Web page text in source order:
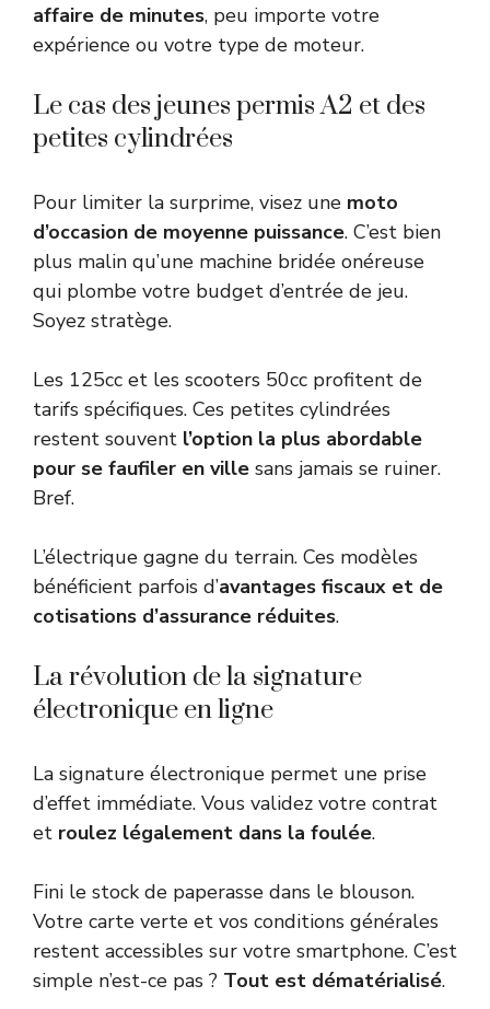
affaire de minutes, peu importe votre
expérience ou votre type de moteur.
Le cas des jeunes permis A2 et des
petites cylindrées
Pour limiter la surprime, visez une moto
d’occasion de moyenne puissance. C’est bien
plus malin qu’une machine bridée onéreuse
qui plombe votre budget d’entrée de jeu.
Soyez stratège.
Les 125cc et les scooters 50cc profitent de
tarifs spécifiques. Ces petites cylindrées
restent souvent l’option la plus abordable
pour se faufiler en ville sans jamais se ruiner.
Bref.
L’électrique gagne du terrain. Ces modèles
bénéficient parfois d’avantages fiscaux et de
cotisations d’assurance réduites.
La révolution de la signature
électronique en ligne
La signature électronique permet une prise
d’effet immédiate. Vous validez votre contrat
et roulez légalement dans la foulée.
Fini le stock de paperasse dans le blouson.
Votre carte verte et vos conditions générales
restent accessibles sur votre smartphone. C’est
simple n’est-ce pas ? Tout est dématérialisé.